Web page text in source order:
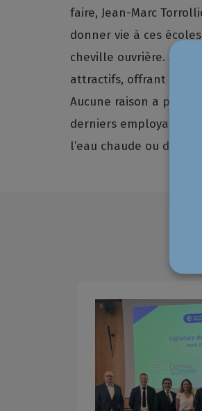
faire, Jean-Marc
donner vie à ces
cheville ouvrière. À
attractifs, offrant de
Aucune raison a priori
derniers employables,
l’eau chaude ou de